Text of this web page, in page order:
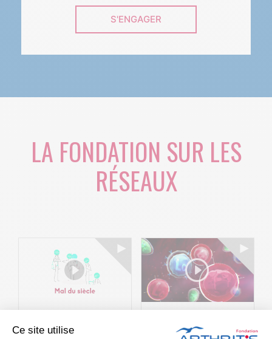
Ce site utilise
S'ENGAGER
LA FONDATION SUR LES
RÉSEAUX
Le projet BACK-
Arthritis4Cure -